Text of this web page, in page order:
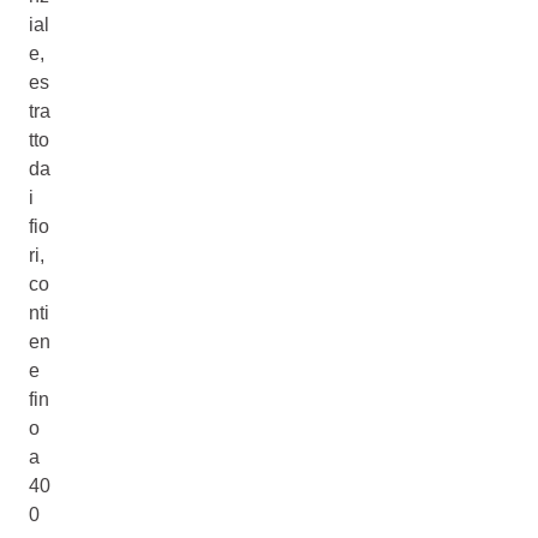
ial
e,
es
tra
tto
da
i
fio
ri,
co
nti
en
e
fin
o
a
40
0